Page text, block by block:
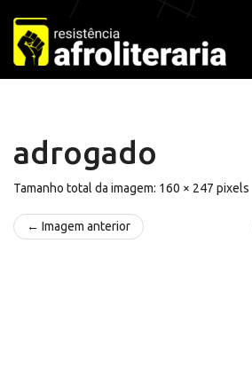
Pular
para
o
conteúdo
adrogado
Tamanho total da imagem: 160 × 247 pixels
← Imagem anterior